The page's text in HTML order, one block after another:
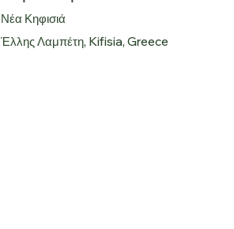
Νέα Κηφισιά
Έλλης Λαμπέτη, Kifisia, Greece